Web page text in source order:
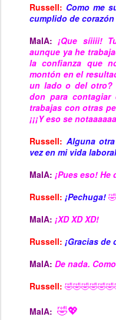
Russell: Como me
cumplido de
MaIA: ¡Que síiiii!
aunque ya he
la confianza que
montón en el
un lado o del otro?
don para contagiar
trabajas con otras
¡¡¡Y eso se
Russell: Alguna
vez en mi vida
MaIA: ¡Pues eso! He
Russell: ¡Pechuga!
MaIA: ¡XD XD XD!
Russell: ¡Gracias de
MaIA: De nada.
Russell:
MaIA: 🤣💖